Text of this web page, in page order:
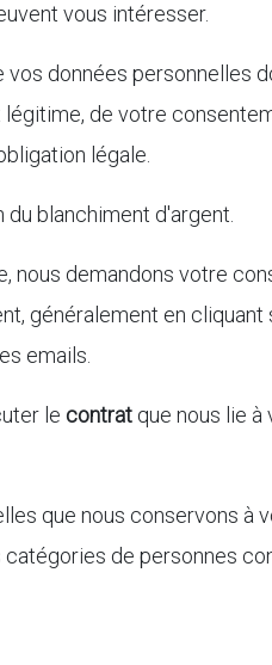
vous intéresser.
vos données personnelles
de votre
légale.
blanchiment d'argent.
nous demandons votre
généralement en cliquant
emails.
le contratque nous lie à
que nous conservons à
de personnes